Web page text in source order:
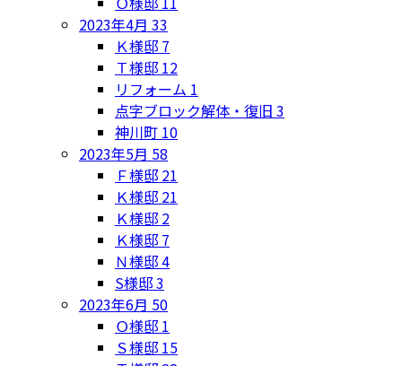
2023年4月 33
Ｋ様邸 7
Ｔ様邸 12
リフォーム 1
点字ブロック解体・復旧 3
神川町 10
2023年5月 58
Ｆ様邸 21
Ｋ様邸 21
Ｋ様邸 2
Ｋ様邸 7
Ｎ様邸4
S様邸3
2023年6月 50
Ｏ様邸 1
Ｓ様邸 15